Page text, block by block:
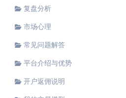
复盘分析
市场心理
常见问题解答
平台介绍与优势
开户返佣说明